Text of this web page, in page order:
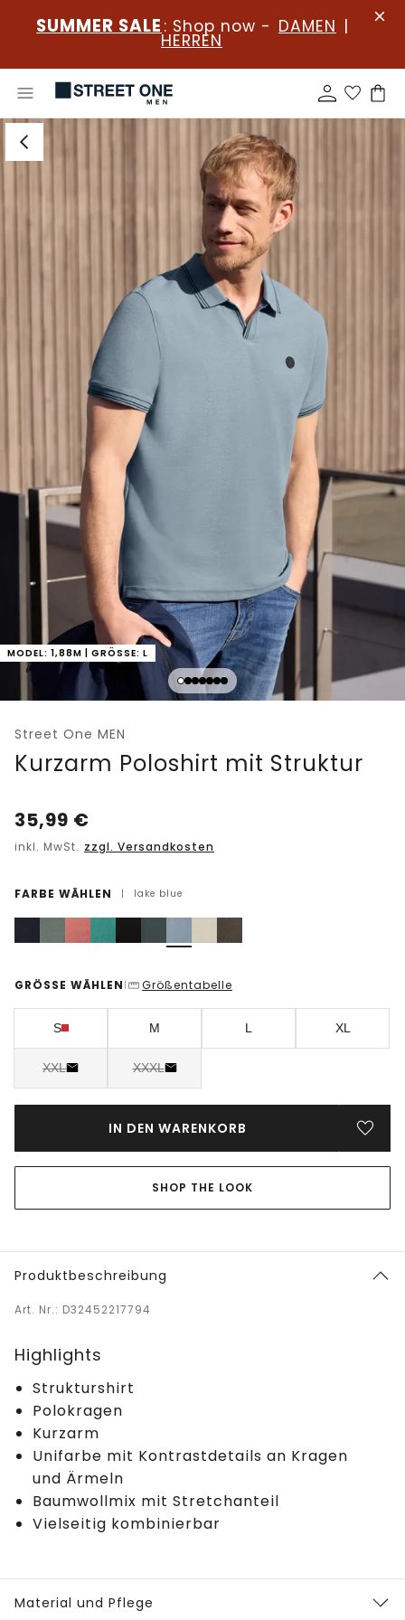
SUMMER SALE : Shop now - DAMEN |
HERREN
MODEL: 1,88M | GRÖSSE: L
Street One MEN
Kurzarm Poloshirt mit Struktur
35,99 €
inkl. MwSt. zzgl. Versandkosten
FARBE WÄHLEN | lake blue
GRÖSSE WÄHLEN | Größentabelle
S M L XL
XXL XXXL
IN DEN WARENKORB
SHOP THE LOOK
Produktbeschreibung
Art. Nr.: D32452217794
Highlights
Strukturshirt
Polokragen
Kurzarm
Unifarbe mit Kontrastdetails an Kragen
und Ärmeln
Baumwollmix mit Stretchanteil
Vielseitig kombinierbar
Material und Pflege